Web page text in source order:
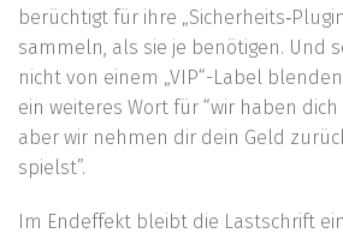
berüchtigt für ihre
sammeln, als sie je benötigen. Und
nicht von einem „VIP“-Label
ein weiteres Wort für “wir haben dich
aber wir nehmen dir dein Geld
spielst”.
Im Endeffekt bleibt die Lastschrift